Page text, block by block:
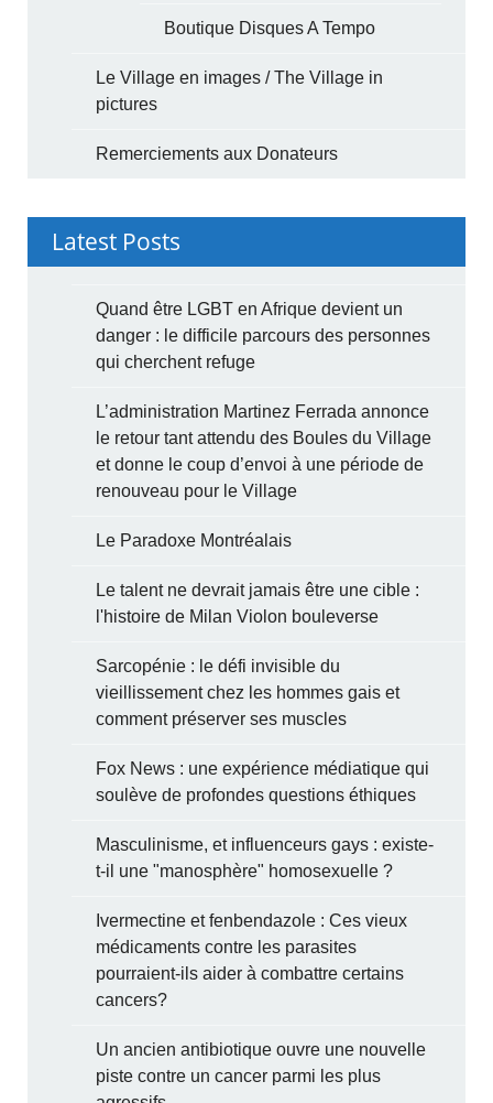
Boutique Disques A Tempo
Le Village en images / The Village in
pictures
Remerciements aux Donateurs
Latest Posts
Quand être LGBT en Afrique devient un
danger : le difficile parcours des personnes
qui cherchent refuge
L’administration Martinez Ferrada annonce
le retour tant attendu des Boules du Village
et donne le coup d’envoi à une période de
renouveau pour le Village
Le Paradoxe Montréalais
Le talent ne devrait jamais être une cible :
l'histoire de Milan Violon bouleverse
Sarcopénie : le défi invisible du
vieillissement chez les hommes gais et
comment préserver ses muscles
Fox News : une expérience médiatique qui
soulève de profondes questions éthiques
Masculinisme, et influenceurs gays : existe-
t-il une "manosphère" homosexuelle ?
Ivermectine et fenbendazole : Ces vieux
médicaments contre les parasites
pourraient-ils aider à combattre certains
cancers?
Un ancien antibiotique ouvre une nouvelle
piste contre un cancer parmi les plus